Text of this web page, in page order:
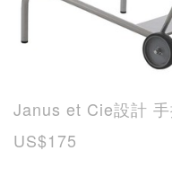
Janus et Cie設計 手
US$175